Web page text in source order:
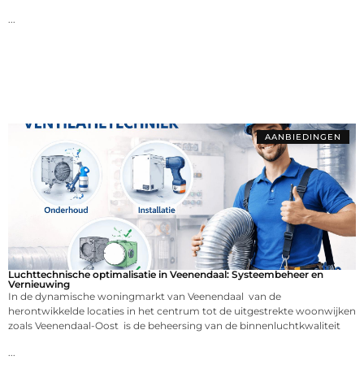
AANBIEDINGEN
Luchttechnische optimalisatie in Veenendaal: Systeembeheer en
Vernieuwing
In de dynamische woningmarkt van Veenendaal van de
herontwikkelde locaties in het centrum tot de uitgestrekte woonwijken
zoals Veenendaal-Oost is de beheersing van de binnenluchtkwaliteit